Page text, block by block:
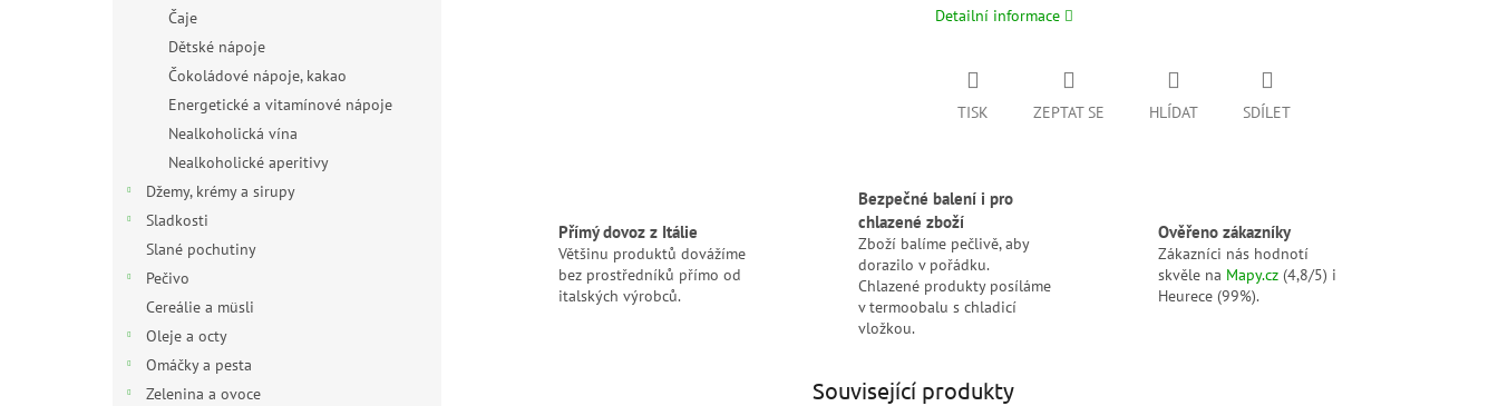
Čaje
Dětské nápoje
Čokoládové nápoje, kakao
Energetické a vitamínové nápoje
Nealkoholická vína
Nealkoholické aperitivy
Džemy, krémy a sirupy
Sladkosti
Slané pochutiny
Pečivo
Cereálie a müsli
Oleje a octy
Omáčky a pesta
Zelenina a ovoce
Detailní informace
TISK ZEPTAT SE HLÍDAT SDÍLET
Přímý dovoz z Itálie
Většinu produktů dovážíme
bez prostředníků přímo od
italských výrobců.
Bezpečné balení i pro
chlazené zboží
Zboží balíme pečlivě, aby
dorazilo v pořádku.
Chlazené produkty posíláme
v termoobalu s chladicí
vložkou.
Ověřeno zákazníky
Zákazníci nás hodnotí
skvěle na Mapy.cz (4,8/5) i
Heurece (99%).
Související produkty